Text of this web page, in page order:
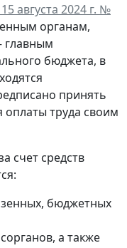
августа 2024 г. №
органам,
главным
бюджета, в
принять
труда своим
счет средств
бюджетных
а также